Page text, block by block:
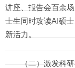
讲座、报告会百余
士生同时攻读AI硕
新活力。
（二）激发科研